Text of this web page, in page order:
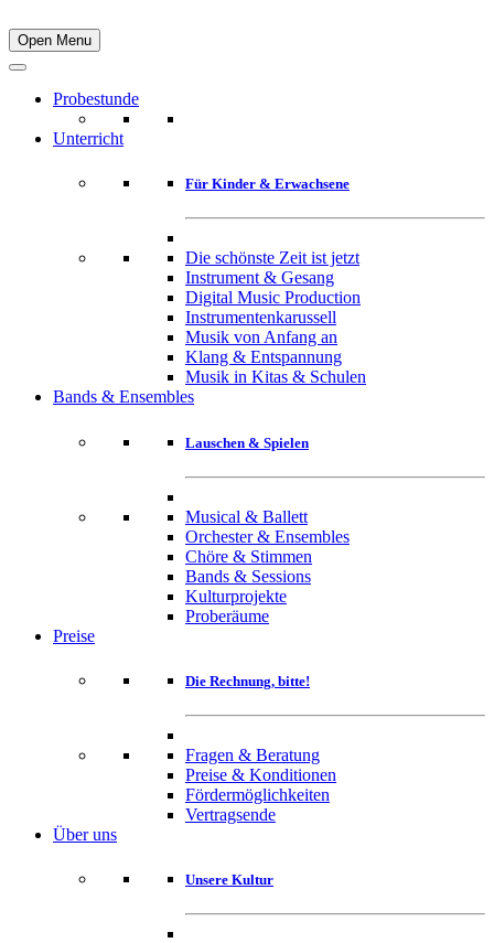
Open Menu
Probestunde
Unterricht
Für Kinder & Erwachsene
Die schönste Zeit ist jetzt
Instrument & Gesang
Digital Music Production
Instrumentenkarussell
Musik von Anfang an
Klang & Entspannung
Musik in Kitas & Schulen
Bands & Ensembles
Lauschen & Spielen
Musical & Ballett
Orchester & Ensembles
Chöre & Stimmen
Bands & Sessions
Kulturprojekte
Proberäume
Preise
Die Rechnung, bitte!
Fragen & Beratung
Preise & Konditionen
Fördermöglichkeiten
Vertragsende
Über uns
Unsere Kultur